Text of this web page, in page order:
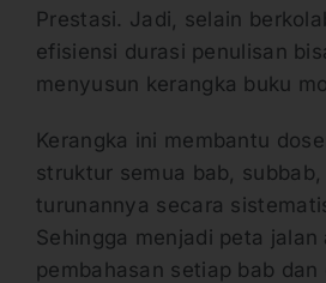
Prestasi. Jadi, selain
efisiensi durasi penulisan
menyusun kerangka buku
Kerangka ini membantu
struktur semua bab,
turunannya secara
Sehingga menjadi peta jalan
pembahasan setiap bab dan